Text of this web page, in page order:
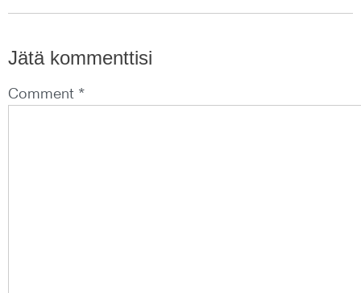
Jätä kommenttisi
Comment *